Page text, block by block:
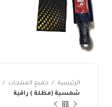
الرئيسية جميع المنتجات
شمسية (مظلة ) راقية